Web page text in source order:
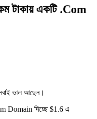
টাকায় একটি .Com
ভাল আছেন।
Domain দিচ্ছে $1.6 এ